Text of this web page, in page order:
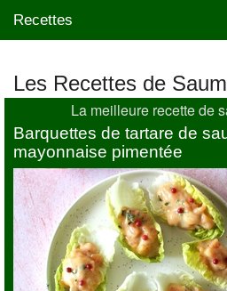
Recettes
Mes blogs préférés
Les Recettes de
La meilleure recette de
Barquettes de tartare de
mayonnaise pimentée